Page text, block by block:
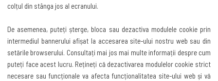
colțul din stânga jos al ecranului.
De asemenea, puteți șterge, bloca sau dezactiva modulele cookie prin
intermediul bannerului afișat la accesarea site-ului nostru web sau din
setările browserului. Consultați mai jos mai multe informații despre cum
puteți face acest lucru. Rețineți că dezactivarea modulelor cookie strict
necesare sau funcționale va afecta funcționalitatea site-ului web și vă